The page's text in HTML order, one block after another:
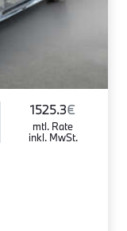
1525.3€
mtl. Rate
inkl. MwSt.